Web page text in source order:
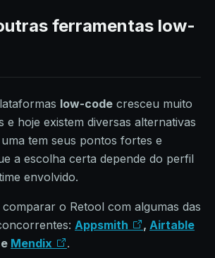
ferramentas low-
low-code cresceu muito
e hoje existem diversas alternativas
tem seus pontos fortes e
a escolha certa depende do perfil
envolvido.
o Retool com algumas das
Appsmith , Airtable
e Mendix .